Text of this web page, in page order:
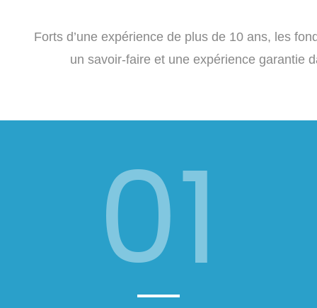
Forts d’une expérience de plus de 10 ans, les
un savoir-faire et une expérience garantie
01